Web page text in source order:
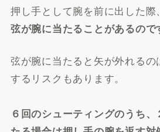
押し手として腕を前に出した際、
弦が腕に当たることがあるので
弦が腕に当たると矢が外れる
するリスクもあります。
６回のシューティングのうち